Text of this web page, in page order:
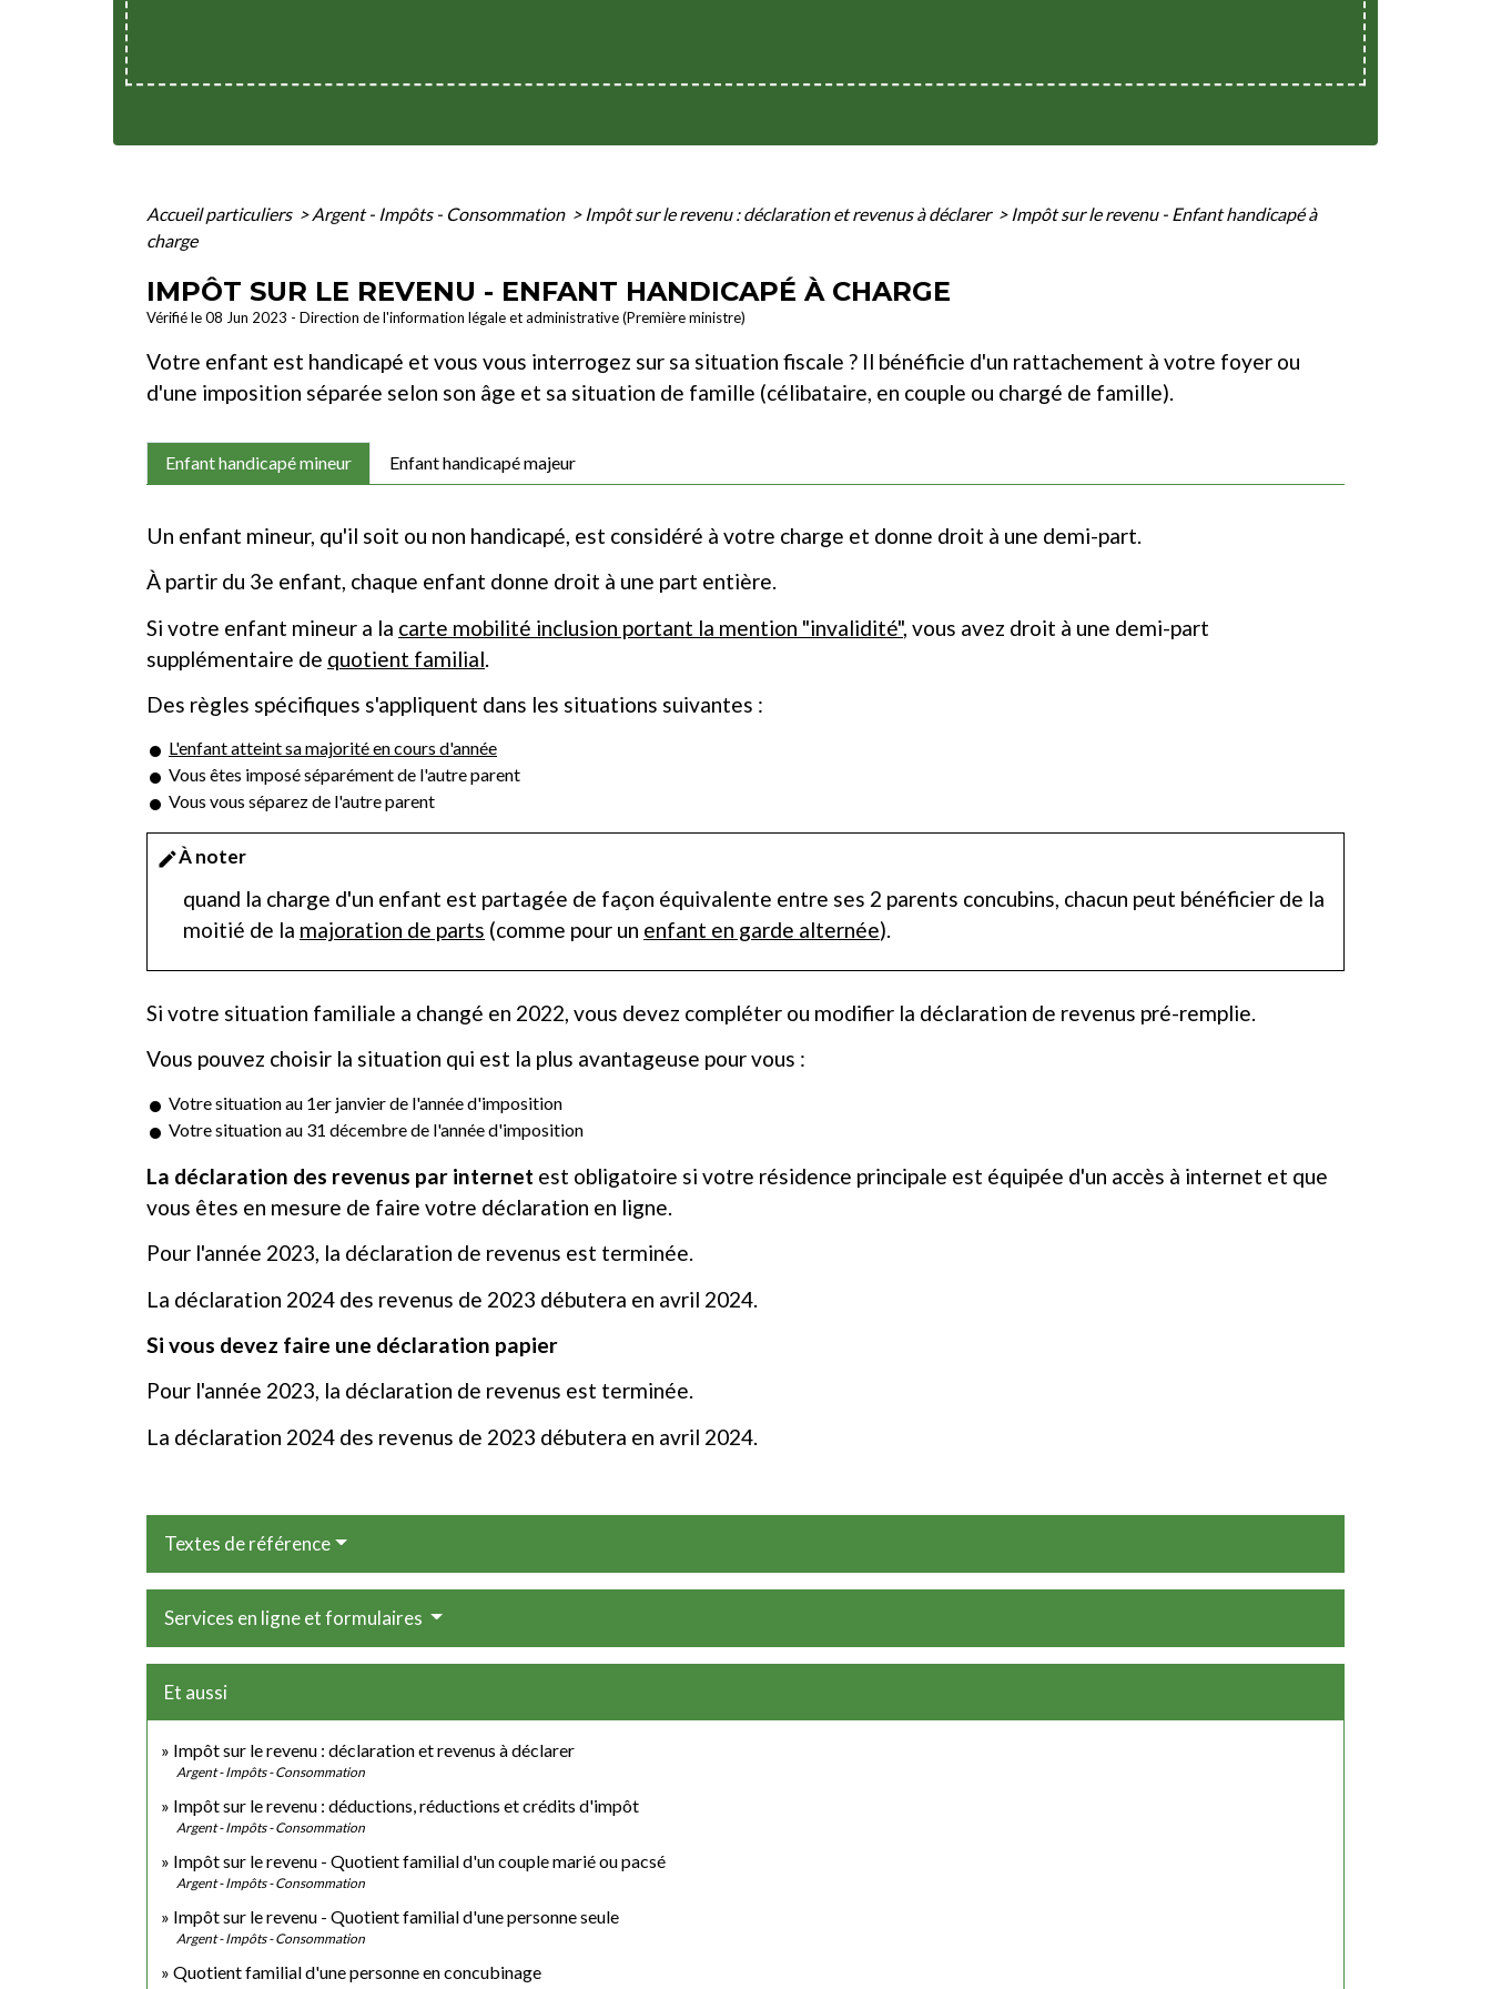
Accueil particuliers > Argent - Impôts - Consommation > Impôt sur le revenu : déclaration et revenus à déclarer > Impôt sur le revenu - Enfant handicapé à
charge
IMPÔT SUR LE REVENU - ENFANT HANDICAPÉ À CHARGE
Vérifié le 08 Jun 2023 - Direction de l'information légale et administrative (Première ministre)
Votre enfant est handicapé et vous vous interrogez sur sa situation fiscale ? Il bénéficie d'un rattachement à votre foyer ou
d'une imposition séparée selon son âge et sa situation de famille (célibataire, en couple ou chargé de famille).
Enfant handicapé mineur Enfant handicapé majeur
Un enfant mineur, qu'il soit ou non handicapé, est considéré à votre charge et donne droit à une demi-part.
À partir du 3e enfant, chaque enfant donne droit à une part entière.
Si votre enfant mineur a la carte mobilité inclusion portant la mention "invalidité", vous avez droit à une demi-part
supplémentaire de quotient familial
Des règles spécifiques s'appliquent dans les situations suivantes :
L'enfant atteint sa majorité en cours d'année
Vous êtes imposé séparément de l'autre parent
Vous vous séparez de l'autre parent
editÀ noter
quand la charge d'un enfant est partagée de façon équivalente entre ses 2 parents concubins, chacun peut bénéficier de la
moitié de la majoration de parts (comme pour un enfant en garde alternée).
Si votre situation familiale a changé en 2022, vous devez compléter ou modifier la déclaration de revenus pré-remplie.
Vous pouvez choisir la situation qui est la plus avantageuse pour vous :
Votre situation au 1er janvier de l'année d'imposition
Votre situation au 31 décembre de l'année d'imposition
La déclaration des revenus par internet est obligatoire si votre résidence principale est équipée d'un accès à internet et que
vous êtes en mesure de faire votre déclaration en ligne.
Pour l'année 2023, la déclaration de revenus est terminée.
La déclaration 2024 des revenus de 2023 débutera en avril 2024.
Si vous devez faire une déclaration papier
Pour l'année 2023, la déclaration de revenus est terminée.
La déclaration 2024 des revenus de 2023 débutera en avril 2024.
Textes de référence
Services en ligne et formulaires
Et aussi
Impôt sur le revenu : déclaration et revenus à déclarer
Argent - Impôts - Consommation
Impôt sur le revenu : déductions, réductions et crédits d'impôt
Argent - Impôts - Consommation
Impôt sur le revenu - Quotient familial d'un couple marié ou pacsé
Argent - Impôts - Consommation
Impôt sur le revenu - Quotient familial d'une personne seule
Argent - Impôts - Consommation
Quotient familial d'une personne en concubinage